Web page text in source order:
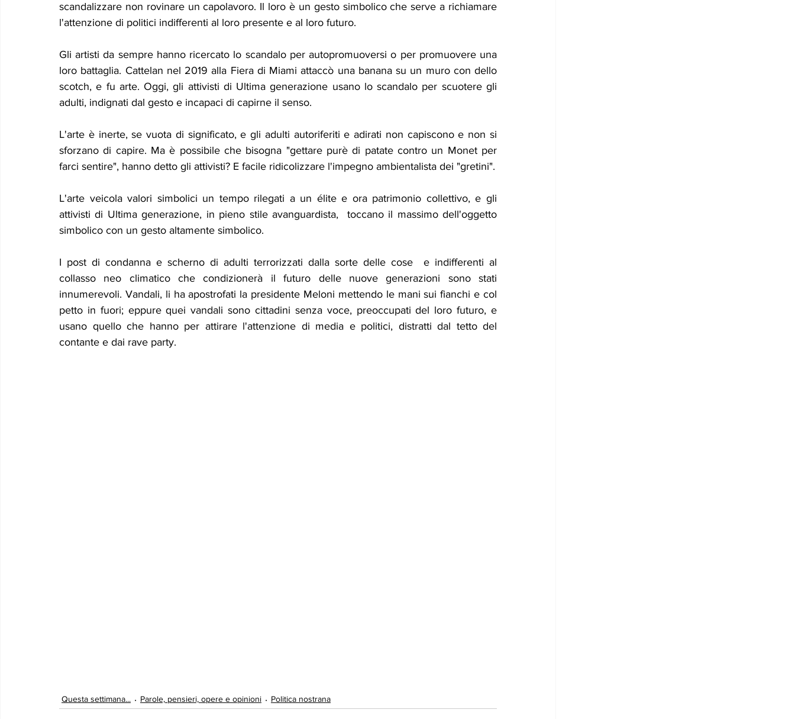
scandalizzare non rovinare un capolavoro. Il loro è un gesto simbolico che serve a richiamare
l'attenzione di politici indifferenti al loro presente e al loro futuro.
Gli artisti da sempre hanno ricercato lo scandalo per autopromuoversi o per promuovere una
loro battaglia. Cattelan nel 2019 alla Fiera di Miami attaccò una banana su un muro con dello
scotch, e fu arte. Oggi, gli attivisti di Ultima generazione usano lo scandalo per scuotere gli
adulti, indignati dal gesto e incapaci di capirne il senso.
L'arte è inerte, se vuota di significato, e gli adulti autoriferiti e adirati non capiscono e non si
sforzano di capire. Ma è possibile che bisogna "gettare purè di patate contro un Monet per
L'arte veicola valori simbolici un tempo rilegati a un élite e ora patrimonio collettivo, e gli
attivisti di Ultima generazione, in pieno stile avanguardista,  toccano il massimo dell'oggetto
simbolico con un gesto altamente simbolico.
I post di condanna e scherno di adulti terrorizzati dalla sorte delle cose  e indifferenti al
collasso neo climatico che condizionerà il futuro delle nuove generazioni sono stati
innumerevoli. Vandali, li ha apostrofati la presidente Meloni mettendo le mani sui fianchi e col
petto in fuori; eppure quei vandali sono cittadini senza voce, preoccupati del loro futuro, e
usano quello che hanno per attirare l'attenzione di media e politici, distratti dal tetto del
contante e dai rave party.
Questa settimana... Parole, pensieri, opere e opinioni Politica nostrana